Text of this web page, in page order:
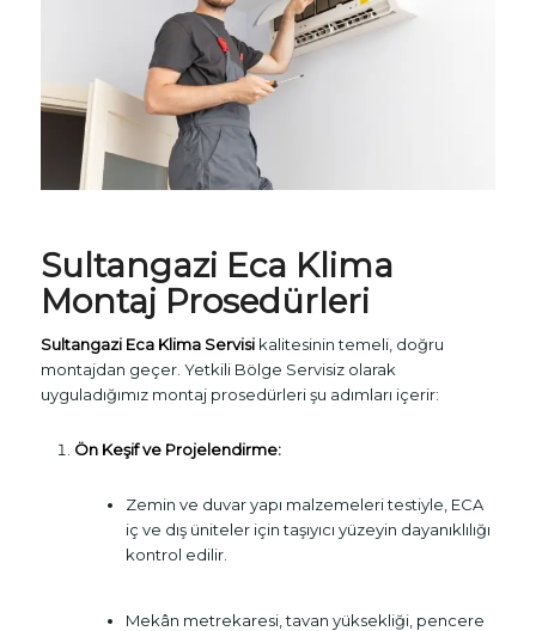
Sultangazi Eca Klima
Montaj Prosedürleri
Sultangazi Eca Klima Servisikalitesinin temeli, doğru
montajdan geçer. Yetkili Bölge Servisiz olarak
uyguladığımız montaj prosedürleri şu adımları içerir:
Ön Keşif ve Projelendirme:
Zemin ve duvar yapı malzemeleri testiyle, ECA
iç ve dış üniteler için taşıyıcı yüzeyin dayanıklılığı
kontrol edilir.
Mekân metrekaresi, tavan yüksekliği, pencere